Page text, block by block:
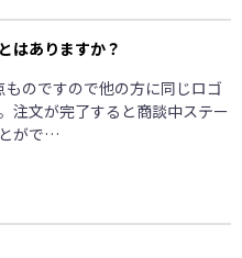
はありますか？
のですので他の方に同じロゴ
注文が完了すると商談中ステー
がで…